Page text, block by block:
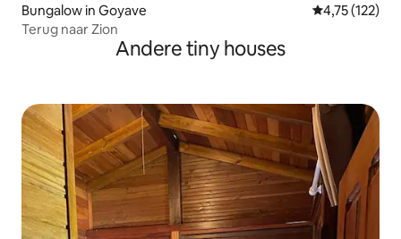
Bungalow in Goyave Gemiddelde
4,75 (122)
Terug naar Zion
Andere tiny houses